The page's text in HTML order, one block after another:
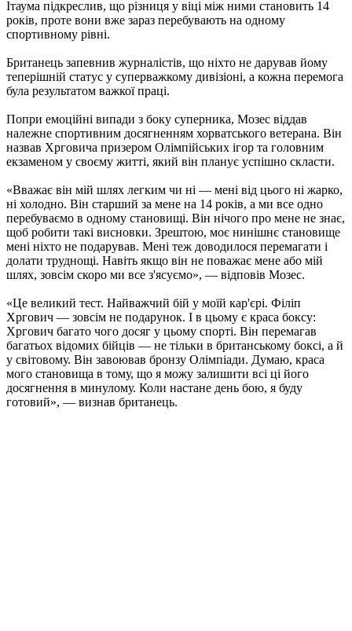
Ітаума підкреслив, що різниця у віці між ними становить 14
років, проте вони вже зараз перебувають на одному
спортивному рівні.
Британець запевнив журналістів, що ніхто не дарував йому
теперішній статус у суперважкому дивізіоні, а кожна перемога
була результатом важкої праці.
Попри емоційні випади з боку суперника, Мозес віддав
належне спортивним досягненням хорватського ветерана. Він
назвав Хрговича призером Олімпійських ігор та головним
екзаменом у своєму житті, який він планує успішно скласти.
«Вважає він мій шлях легким чи ні — мені від цього ні жарко,
ні холодно. Він старший за мене на 14 років, а ми все одно
перебуваємо в одному становищі. Він нічого про мене не знає,
щоб робити такі висновки. Зрештою, моє нинішнє становище
мені ніхто не подарував. Мені теж доводилося перемагати і
долати труднощі. Навіть якщо він не поважає мене або мій
шлях, зовсім скоро ми все з'ясуємо», — відповів Мозес.
«Це великий тест. Найважчий бій у моїй кар'єрі. Філіп
Хргович — зовсім не подарунок. І в цьому є краса боксу:
Хргович багато чого досяг у цьому спорті. Він перемагав
багатьох відомих бійців — не тільки в британському боксі, а й
у світовому. Він завоював бронзу Олімпіади. Думаю, краса
мого становища в тому, що я можу залишити всі ці його
досягнення в минулому. Коли настане день бою, я буду
готовий», — визнав британець.